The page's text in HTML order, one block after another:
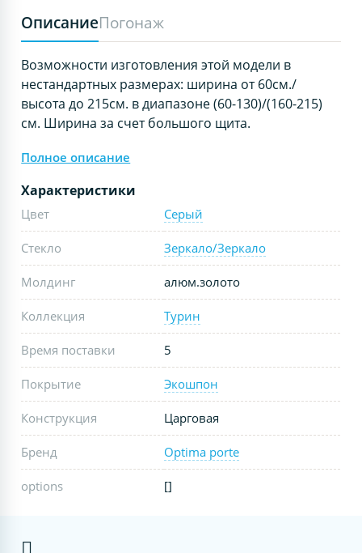
ОписаниеПогонаж
Возможности изготовления этой модели в
нестандартных размерах: ширина от 60см./
высота до 215см. в диапазоне (60-130)/(160-215)
см. Ширина за счет большого щита.
Полное описание
Характеристики
Цвет Серый
Стекло Зеркало/Зеркало
Молдинг алюм.золото
Коллекция Турин
Время поставки 5
Покрытие Экошпон
Конструкция Царговая
Бренд Optima porte
options []